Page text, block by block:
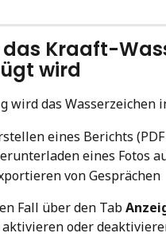
Kraaft-
wird
wird das Wasserzeichen
eines Berichts
eines Fotos
von Gesprächen
Fall über den Tab
oder